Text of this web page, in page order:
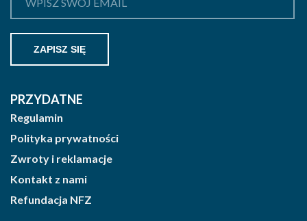
PRZYDATNE
Regulamin
Polityka prywatności
Zwroty i reklamacje
Kontakt z nami
Refundacja NFZ